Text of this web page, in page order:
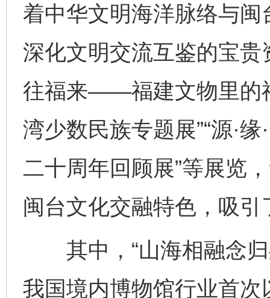
着中华文明海洋脉络与
深化文明交流互鉴的宝贵
往福来——福建文物里的
湾少数民族专题展”“源·
二十周年回顾展”等展览
闽台文化交融特色，吸
其中，“山海相融念
我国境内博物馆行业首